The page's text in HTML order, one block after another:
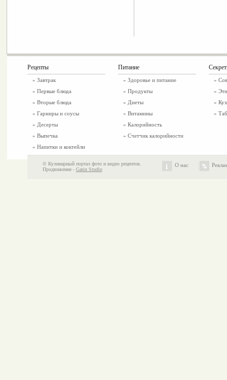
Рецепты
» Завтрак
» Первые блюда
» Вторые блюда
» Гарниры и соусы
» Десерты
» Выпечка
» Напитки и коктейли
Питание
» Здоровье и питание
» Продукты
» Диеты
» Витамины
» Калорийность
» Счетчик калорийности
»
»
»
»
© Кулинарный портал фото и видео рецептов.
Продвижение - Garin Studio
О нас